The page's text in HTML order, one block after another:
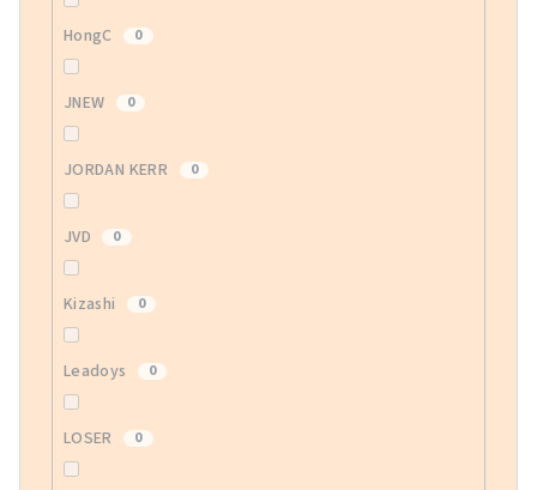
HongC 0
JNEW 0
JORDAN KERR 0
JVD 0
Kizashi 0
Leadoys 0
LOSER 0